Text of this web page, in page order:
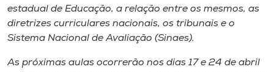
Museu
Store
estadual de Educação, a relação entre os mesmos, as
diretrizes curriculares nacionais, os tribunais e o
Sistema Nacional de Avaliação (Sinaes).
As próximas aulas ocorrerão nos dias 17 e 24 de abril